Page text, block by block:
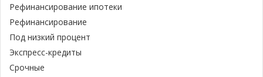
Рефинансирование ипотеки
Рефинансирование
Под низкий процент
Экспресс-кредиты
Срочные